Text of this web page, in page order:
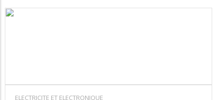
ELECTRICITE ET ELECTRONIQUE